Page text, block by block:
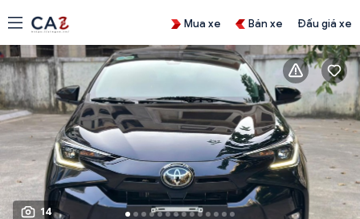
Mua xe Bán xe Đấu giá xe
14